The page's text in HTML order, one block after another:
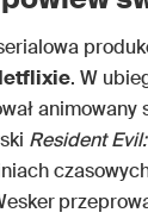
. W
animowany
Resident